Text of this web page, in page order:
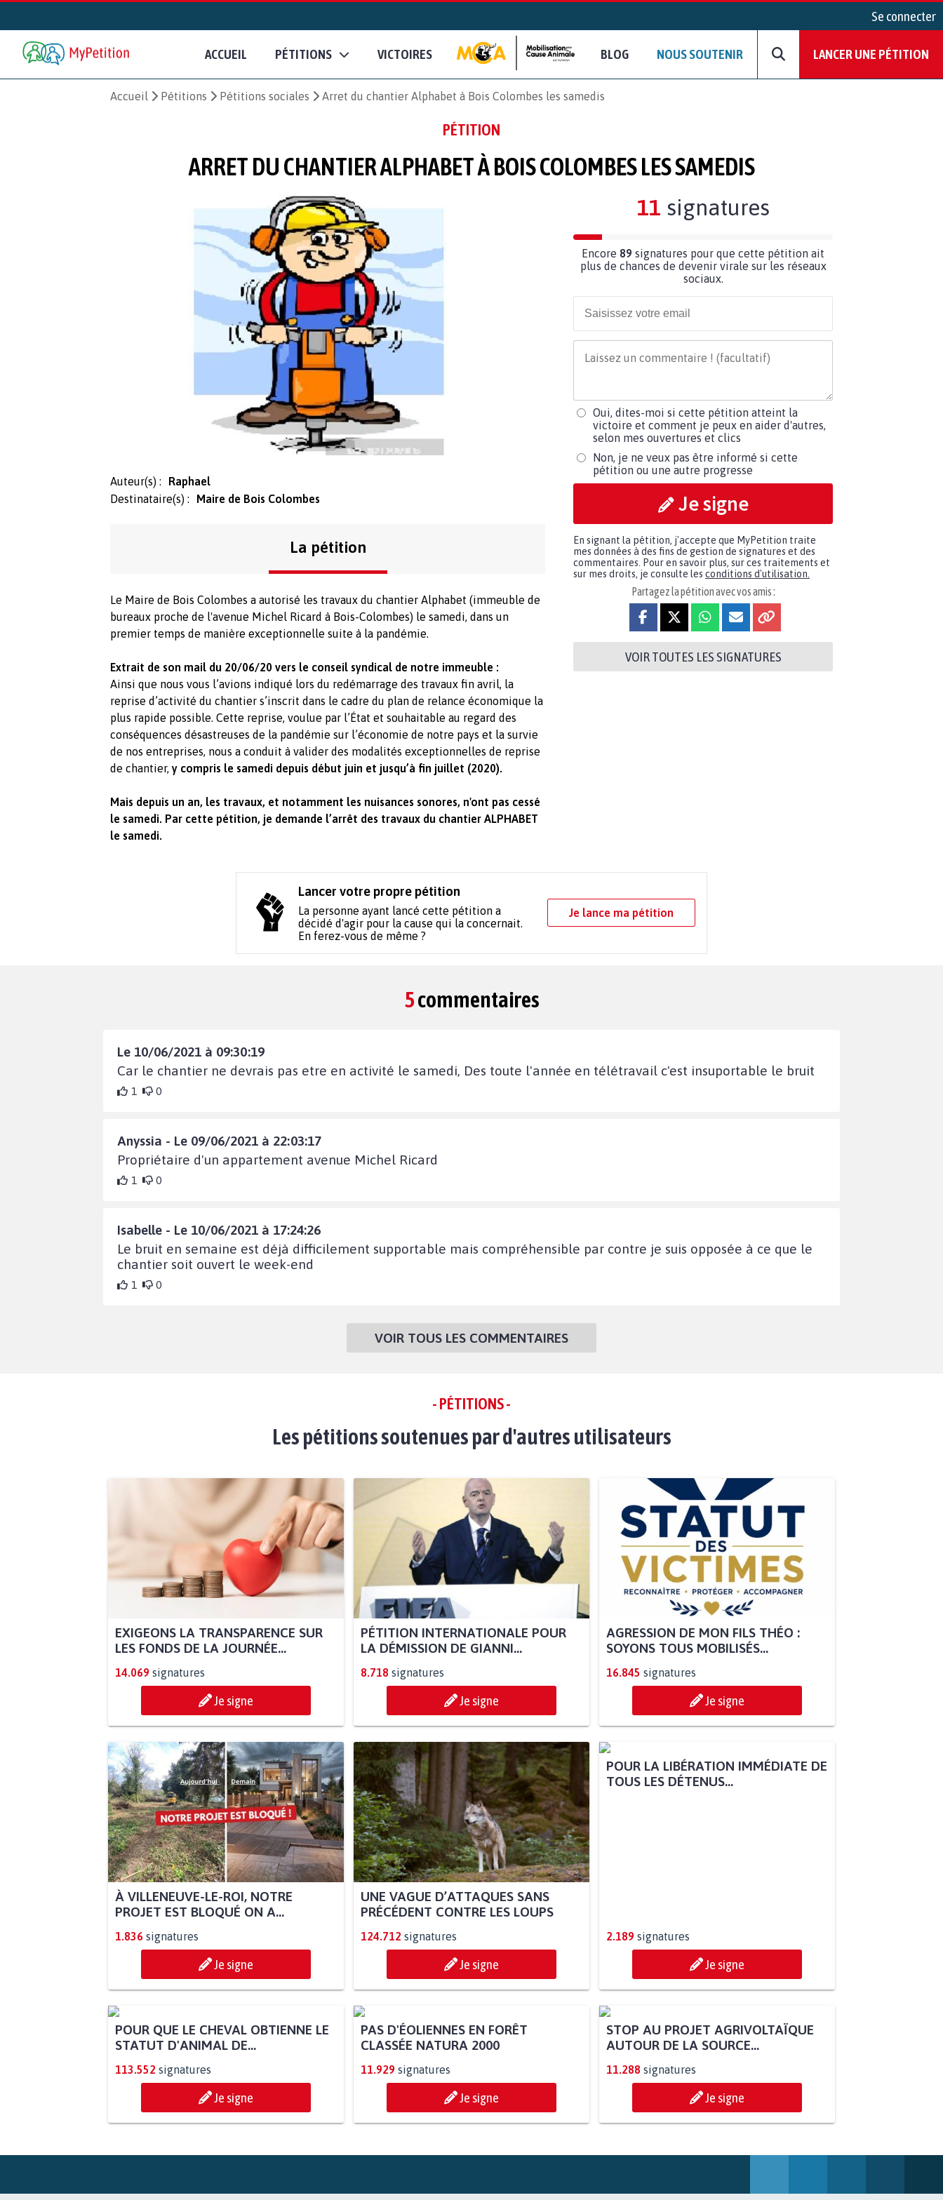
Se connecter
ACCUEIL PÉTITIONS VICTOIRES BLOG NOUS SOUTENIR LANCER UNE PÉTITION
Accueil Pétitions Pétitions sociales Arret du chantier Alphabet à Bois Colombes les samedis
PÉTITION
ARRET DU CHANTIER ALPHABET À BOIS COLOMBES LES SAMEDIS
Auteur(s) :
Raphael
Destinataire(s) :
Maire de Bois Colombes
La pétition
Le Maire de Bois Colombes a autorisé les travaux du chantier Alphabet (immeuble de
bureaux proche de l'avenue Michel Ricard à Bois-Colombes) le samedi, dans un
premier temps de manière exceptionnelle suite à la pandémie.
Extrait de son mail du 20/06/20 vers le conseil syndical de notre immeuble :
Ainsi que nous vous l’avions indiqué lors du redémarrage des travaux fin avril, la
reprise d’activité du chantier s’inscrit dans le cadre du plan de relance économique la
plus rapide possible. Cette reprise, voulue par l’État et souhaitable au regard des
conséquences désastreuses de la pandémie sur l’économie de notre pays et la survie
de nos entreprises, nous a conduit à valider des modalités exceptionnelles de reprise
de chantier, y compris le samedi depuis début juin et jusqu’à fin juillet (2020).
Mais depuis un an, les travaux, et notamment les nuisances sonores, n'ont pas cessé
le samedi. Par cette pétition, je demande l’arrêt des travaux du chantier ALPHABET
le samedi.
11 signatures
Encore 89 signatures pour que cette pétition ait
plus de chances de devenir virale sur les réseaux
sociaux.
Oui, dites-moi si cette pétition atteint la
victoire et comment je peux en aider d'autres,
selon mes ouvertures et clics
Non, je ne veux pas être informé si cette
pétition ou une autre progresse
Je signe
En signant la pétition, j'accepte que MyPetition traite
mes données à des fins de gestion de signatures et des
commentaires. Pour en savoir plus, sur ces traitements et
sur mes droits, je consulte les conditions d'utilisation.
Partagez la pétition avec vos amis :
VOIR TOUTES LES SIGNATURES
Lancer votre propre pétition
La personne ayant lancé cette pétition a
décidé d'agir pour la cause qui la concernait.
En ferez-vous de même ?
Je lance ma pétition
5commentaires
Le 10/06/2021 à 09:30:19
Car le chantier ne devrais pas etre en activité le samedi, Des toute l'année en télétravail c'est insuportable le bruit
1 0
Anyssia - Le 09/06/2021 à 22:03:17
Propriétaire d'un appartement avenue Michel Ricard
1 0
Isabelle - Le 10/06/2021 à 17:24:26
Le bruit en semaine est déjà difficilement supportable mais compréhensible par contre je suis opposée à ce que le
chantier soit ouvert le week-end
1 0
VOIR TOUS LES COMMENTAIRES
- PÉTITIONS -
Les pétitions soutenues par d'autres utilisateurs
EXIGEONS LA TRANSPARENCE SUR
LES FONDS DE LA JOURNÉE...
14.069 signatures
Je signe
PÉTITION INTERNATIONALE POUR
LA DÉMISSION DE GIANNI...
8.718 signatures
Je signe
AGRESSION DE MON FILS THÉO :
SOYONS TOUS MOBILISÉS...
16.845 signatures
Je signe
À VILLENEUVE-LE-ROI, NOTRE
PROJET EST BLOQUÉ ON A...
1.836 signatures
Je signe
UNE VAGUE D’ATTAQUES SANS
PRÉCÉDENT CONTRE LES LOUPS
124.712 signatures
Je signe
POUR LA LIBÉRATION IMMÉDIATE DE
TOUS LES DÉTENUS...
2.189 signatures
Je signe
POUR QUE LE CHEVAL OBTIENNE LE
STATUT D'ANIMAL DE...
113.552 signatures
Je signe
PAS D'ÉOLIENNES EN FORÊT
CLASSÉE NATURA 2000
11.929 signatures
Je signe
STOP AU PROJET AGRIVOLTAÏQUE
AUTOUR DE LA SOURCE...
11.288 signatures
Je signe